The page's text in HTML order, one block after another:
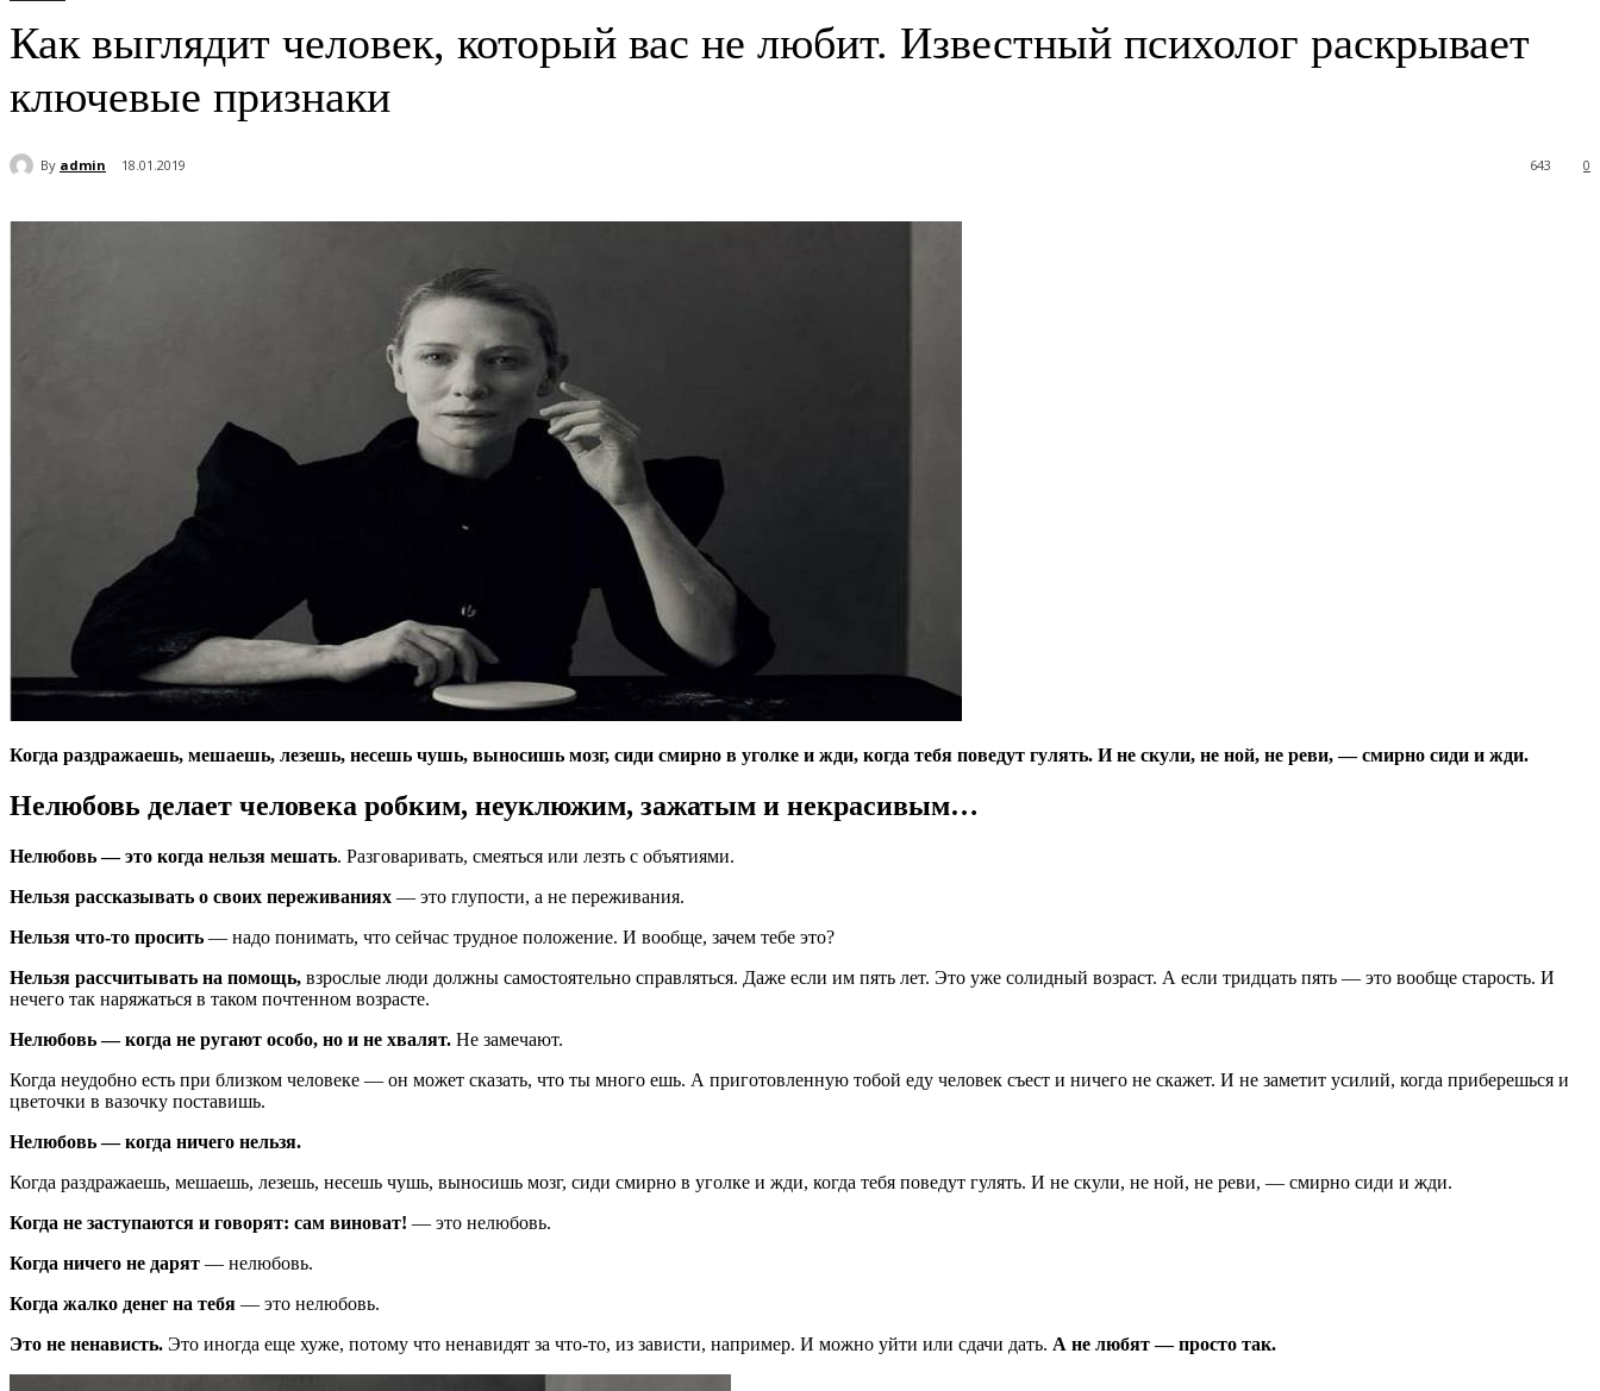
Как выглядит человек, который вас не любит. Известный психолог раскрывает
ключевые признаки
By admin 18.01.2019 0
643
Когда раздражаешь, мешаешь, лезешь, несешь чушь, выносишь мозг, сиди смирно в уголке и жди, когда тебя поведут гулять. И не скули, не ной, не реви, — смирно сиди и жди.
Нелюбовь делает человека робким, неуклюжим, зажатым и некрасивым…
Нелюбовь — это когда нельзя мешать. Разговаривать, смеяться или лезть с объятиями.
Нельзя рассказывать о своих переживаниях — это глупости, а не переживания.
Нельзя что-то просить — надо понимать, что сейчас трудное положение. И вообще, зачем тебе это?
Нельзя рассчитывать на помощь, взрослые люди должны самостоятельно справляться. Даже если им пять лет. Это уже солидный возраст. А если тридцать пять — это вообще старость. И
нечего так наряжаться в таком почтенном возрасте.
Нелюбовь — когда не ругают особо, но и не хвалят. Не замечают.
Когда неудобно есть при близком человеке — он может сказать, что ты много ешь. А приготовленную тобой еду человек съест и ничего не скажет. И не заметит усилий, когда приберешься и
цветочки в вазочку поставишь.
Нелюбовь — когда ничего нельзя.
Когда раздражаешь, мешаешь, лезешь, несешь чушь, выносишь мозг, сиди смирно в уголке и жди, когда тебя поведут гулять. И не скули, не ной, не реви, — смирно сиди и жди.
Когда не заступаются и говорят: сам виноват! — это нелюбовь.
Когда ничего не дарят — нелюбовь.
Когда жалко денег на тебя — это нелюбовь.
Это не ненависть. Это иногда еще хуже, потому что ненавидят за что-то, из зависти, например. И можно уйти или сдачи дать. А не любят — просто так.